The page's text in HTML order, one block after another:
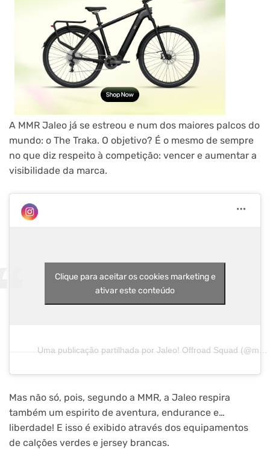
A MMR Jaleo já se estreou e num dos maiores palcos do
mundo: o The Traka. O objetivo? É o mesmo de sempre
no que diz respeito à competição: vencer e aumentar a
visibilidade da marca.
Uma publicação partilhada por Jaleo! Offroad Squad (@mmr_jaleo)
Clique para aceitar os cookies marketing e
ativar este conteúdo
Mas não só, pois, segundo a MMR, a Jaleo respira
também um espirito de aventura, endurance e…
liberdade! E isso é exibido através dos equipamentos
de calções verdes e jersey brancas.